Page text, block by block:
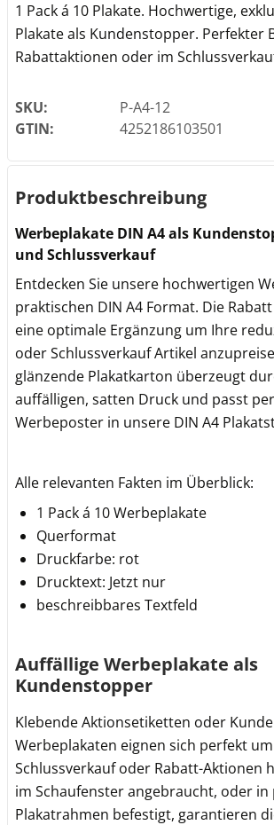
1 Pack á 10 Plakate. Hochwertige,
Plakate als Kundenstopper. Perfekter
Rabattaktionen oder im
SKU:
P-A4-12
GTIN:
4252186103501
Produktbeschreibung
Werbeplakate DIN A4 als
und Schlussverkauf
Entdecken Sie unsere hochwertigen
praktischen DIN A4 Format. Die
eine optimale Ergänzung um Ihre
oder Schlussverkauf Artikel
glänzende Plakatkarton überzeugt
auffälligen, satten Druck und passt
Werbeposter in unsere DIN A4
Alle relevanten Fakten im Überblick:
1 Pack á 10 Werbeplakate
Querformat
Druckfarbe: rot
Drucktext: Jetzt nur
beschreibbares Textfeld
Auffällige Werbeplakate als
Kundenstopper
Klebende Aktionsetiketten oder
Werbeplakaten eignen sich perfekt
Schlussverkauf oder Rabatt-Aktionen
im Schaufenster angebraucht, oder in
Plakatrahmen befestigt, garantieren